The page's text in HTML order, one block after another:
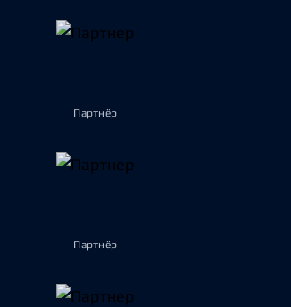
Партнёр
Партнёр